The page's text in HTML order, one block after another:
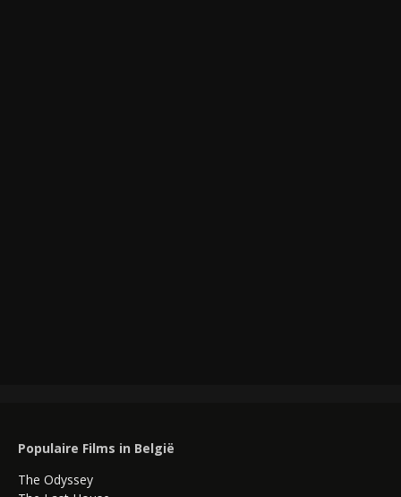
Populaire Films in België
The Odyssey